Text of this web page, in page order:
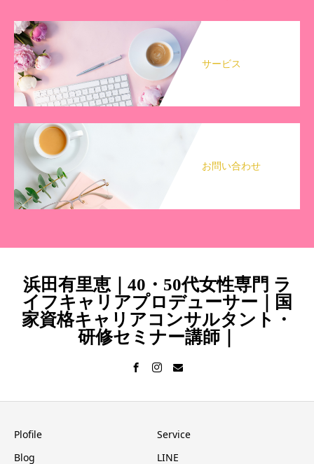
サービス
お問い合わせ
浜田有里恵｜40・50代女性専門 ラ
イフキャリアプロデューサー｜国
家資格キャリアコンサルタント・
研修セミナー講師｜
Plofile
Service
Blog
LINE